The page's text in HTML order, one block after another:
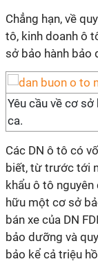
Chẳng hạn, về
tô, kinh doanh ô
sở bảo hành bảo
Yêu cầu về cơ
ca.
Các DN ô tô có
biết, từ trước tới
khẩu ô tô
hữu một cơ sở
bán xe của DN
bảo dưỡng và
bảo kể cả triệu